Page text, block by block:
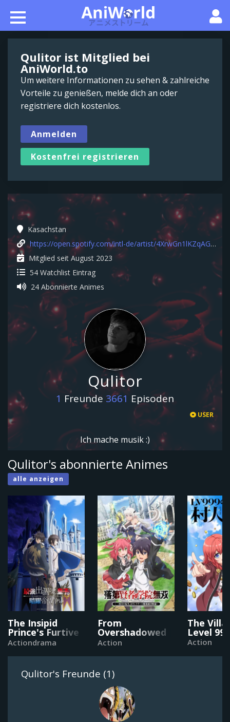
Qulitor ist Mitglied bei
AniWorld.to
Um weitere Informationen zu sehen & zahlreiche
Vorteile zu genießen, melde dich an oder
registriere dich kostenlos.
Anmelden
Kostenfrei registrieren
Kasachstan
https://open.spotify.com/intl-de/artist/4XrwGn1lKZqAGOZuCbR4wh
Mitglied seit August 2023
54 Watchlist Eintrag
24 Abonnierte Animes
Qulitor
1 Freunde 3661 Episoden
USER
Ich mache musik :)
Qulitor's abonnierte Animes
alle anzeigen
The Insipid
Prince's Furtive
Grab for the
Actiondrama
From
Overshadowed
to
Second
Reincarnation
of a Talentless
Sage
Action
The
Level 999
Action
Qulitor's Freunde (1)